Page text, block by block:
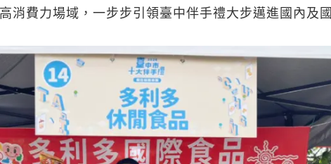
消費力場域，一步步引領臺中伴手禮大步邁進國內及